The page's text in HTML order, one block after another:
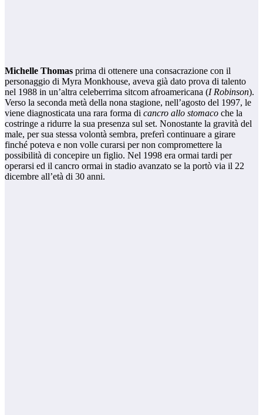
Michelle Thomas prima di ottenere una consacrazione con il
personaggio di Myra Monkhouse, aveva già dato prova di talento
nel 1988 in un’altra celeberrima sitcom afroamericana (I Robinson).
Verso la seconda metà della nona stagione, nell’agosto del 1997, le
viene diagnosticata una rara forma di cancro allo stomaco che la
costringe a ridurre la sua presenza sul set. Nonostante la gravità del
male, per sua stessa volontà sembra, preferì continuare a girare
finché poteva e non volle curarsi per non compromettere la
possibilità di concepire un figlio. Nel 1998 era ormai tardi per
operarsi ed il cancro ormai in stadio avanzato se la portò via il 22
dicembre all’età di 30 anni.